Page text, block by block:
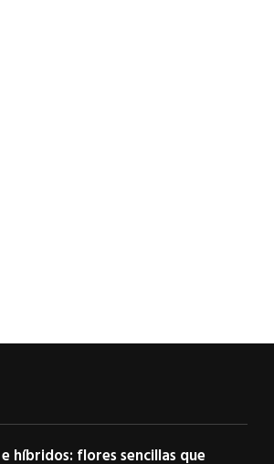
híbridos: flores sencillas que